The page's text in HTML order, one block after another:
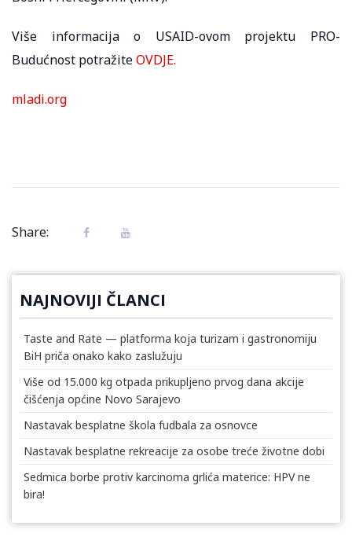
Više informacija o USAID-ovom projektu PRO-
Budućnost potražiteOVDJE.
mladi.org
Share:
NAJNOVIJI ČLANCI
Taste and Rate — platforma koja turizam i gastronomiju
BiH priča onako kako zaslužuju
Više od 15.000 kg otpada prikupljeno prvog dana akcije
čišćenja općine Novo Sarajevo
Nastavak besplatne škola fudbala za osnovce
Nastavak besplatne rekreacije za osobe treće životne dobi
Sedmica borbe protiv karcinoma grlića materice: HPV ne
bira!